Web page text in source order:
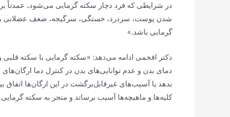
شدن پوست، سردرد، خستگی، سرگیجه، ضعف عضلانی
گرمایی باشد.»
دکتر افخمی ادامه می‌دهد: «سکته گرمایی با سکته
دمای بدن و عدم توانایی‌های بدن در کنترل دما
بدهد یا آسیب‌های غیرقابل‌برگشت در این ارگان‌ها
کلیه‌ها و ماهیچه‌ها آسیب برساند و منجر به سکته